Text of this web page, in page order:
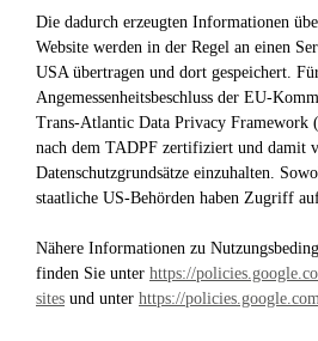
Die dadurch erzeugten Informationen
Website werden in der Regel an einen
USA übertragen und dort gespeichert.
Angemessenheitsbeschluss der EU-
Trans-Atlantic Data Privacy Framework
nach dem TADPF zertifiziert und damit
Datenschutzgrundsätze einzuhalten.
staatliche US-Behörden haben Zugriff
Nähere Informationen zu
finden Sie unter https://
sites und unter https://